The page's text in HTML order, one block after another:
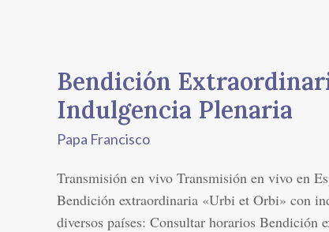
Bendición
Indulgencia Plenaria
Papa Francisco
Transmisión en vivo Transmisión en vivo en
Bendición extraordinaria «Urbi et Orbi» con
diversos países: Consultar horarios
«Urbi
et
Orbi»
con
Plenaria